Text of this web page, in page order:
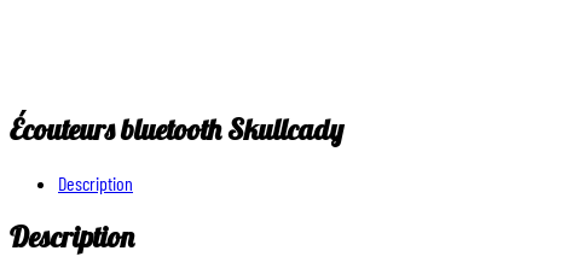
Écouteurs bluetooth Skullcady
Description
Description